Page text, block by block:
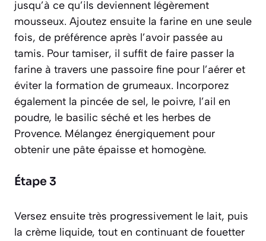
jusqu’à ce qu’ils deviennent légèrement
mousseux. Ajoutez ensuite la farine en une seule
fois, de préférence après l’avoir passée au
tamis. Pour tamiser, il suffit de faire passer la
farine à travers une passoire fine pour l’aérer et
éviter la formation de grumeaux. Incorporez
également la pincée de sel, le poivre, l’ail en
poudre, le basilic séché et les herbes de
Provence. Mélangez énergiquement pour
obtenir une pâte épaisse et homogène.
Étape 3
Versez ensuite très progressivement le lait, puis
la crème liquide, tout en continuant de fouetter